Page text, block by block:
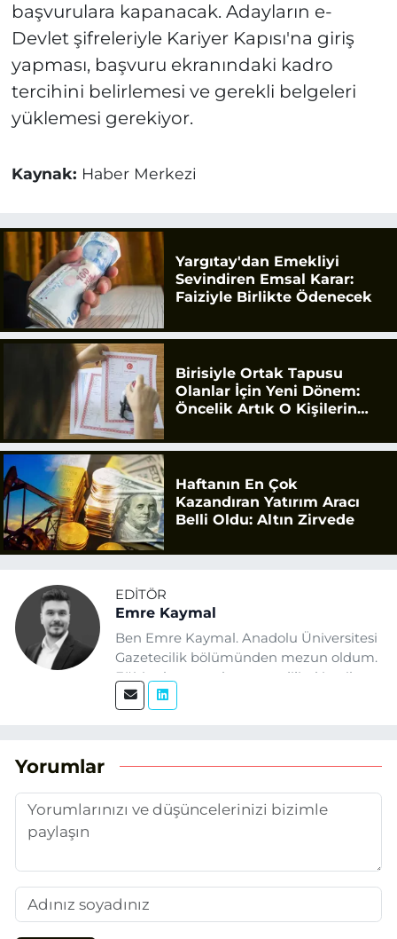
başvurulara kapanacak. Adayların e-
Devlet şifreleriyle Kariyer Kapısı'na giriş
yapması, başvuru ekranındaki kadro
tercihini belirlemesi ve gerekli belgeleri
yüklemesi gerekiyor.
Kaynak: Haber Merkezi
Yargıtay'dan Emekliyi
Sevindiren Emsal Karar:
Faiziyle Birlikte Ödenecek
Birisiyle Ortak Tapusu
Olanlar İçin Yeni Dönem:
Öncelik Artık O Kişilerin
Haftanın En Çok
Kazandıran Yatırım Aracı
Belli Oldu: Altın Zirvede
EDITÖR
Emre Kaymal
Ben Emre Kaymal. Anadolu Üniversitesi
Gazetecilik bölümünden mezun oldum.
Eğitim hayatım boyunca dijital içerik
üretimi ve arama motoru
temel alıyorum.
Yorumlar